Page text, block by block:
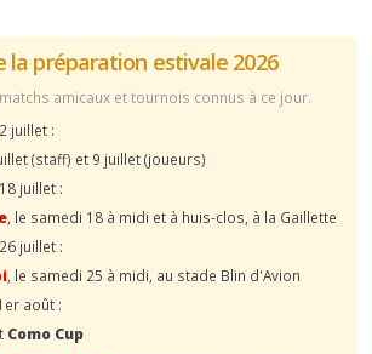
la préparation estivale 2026
amicaux et tournois connus à ce jour.
juillet :
(staff) et 9 juillet (joueurs)
juillet :
, le samedi 18 à midi et à huis-clos, à la Gaillette
juillet :
, le samedi 25 à midi, au stade Blin d'Avion
août :
Como Cup